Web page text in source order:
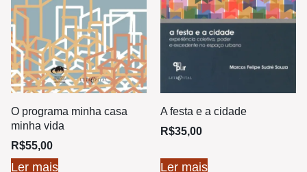
O programa minha casa
minha vida
R$55,00
Ler mais
A festa e a cidade
R$35,00
Ler mais